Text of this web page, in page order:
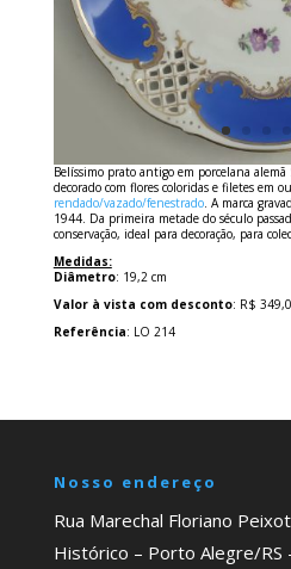
Belíssimo prato antigo em porcelana
decorado com flores coloridas e filetes em
rendado/vazado/fenestrado. A marca
1944. Da primeira metade do século
conservação, ideal para decoração, para
Medidas:
Diâmetro: 19,2 cm
Valor à vista com desconto: R$
Referência: LO 214
Nosso endereço
Rua Marechal Floriano
Histórico – Porto Alegre/RS